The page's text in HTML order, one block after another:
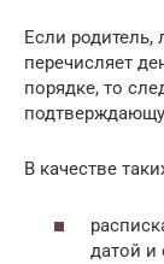
Если
перечисляет
порядке, то
В качестве
датой и